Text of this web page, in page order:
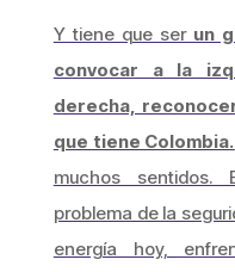
Y tiene que ser un
convocar a la
derecha,
que tiene Colombia.
muchos sentidos.
problema de la
energía hoy,